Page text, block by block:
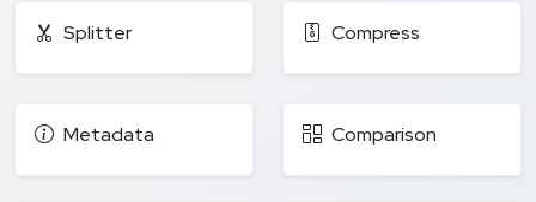
Splitter Compress
Metadata Comparison